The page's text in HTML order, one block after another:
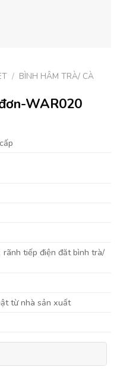
/ BÌNH HÂM TRÀ/ CÀ
WAR020
tiếp điện đăt bình trà/
từ nhà sản xuất